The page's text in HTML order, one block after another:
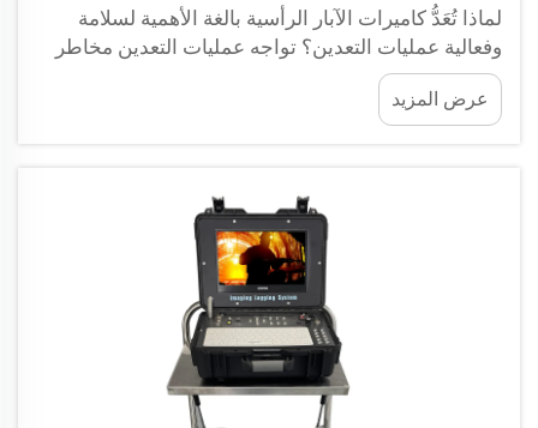
لماذا تُعَدُّ كاميرات الآبار الرأسية بالغة الأهمية لسلامة
وفعالية عمليات التعدين؟ تواجه عمليات التعدين مخاطر
جوهرية مثل انهيارات الصخور، وانهيارات الهياكل،
وتسرب الغاز—مما يتطلَّب يقظةً مستمرةً لحماية
العاملين. فحسب الانهيارات الأرضية وحدها تسبِّب ما
عرض المزيد